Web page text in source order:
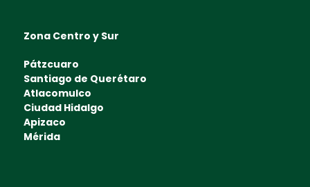
Zona Centro y Sur
Pátzcuaro
Santiago de Querétaro
Atlacomulco
Ciudad Hidalgo
Apizaco
Mérida